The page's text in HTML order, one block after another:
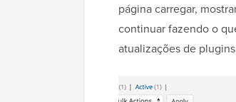
página carregar,
continuar fazendo o
atualizações de